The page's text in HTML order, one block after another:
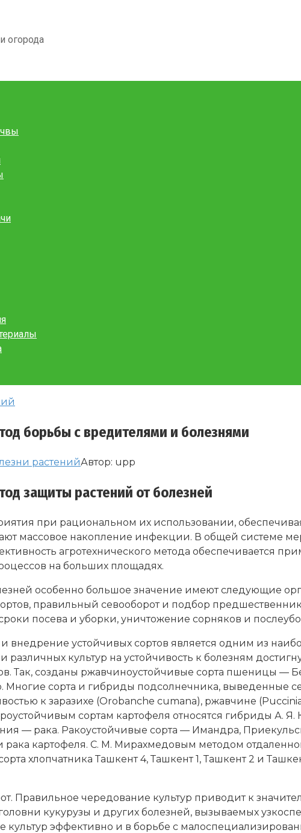
огорода
борьбы с вредителями и болезнями
растенийАвтор: upp
защиты растений от болезней
при рациональном их использовании,
массовое накопление инфекции. В общей системе
агротехнического метода обеспечивается
на больших площадях.
особенно большое значение имеют следующие
правильный севооборот и подбор
посева и уборки, уничтожение сорняков и
внедрение устойчивых сортов является одним из
различных культур на устойчивость к болезням
Так, созданы ржавчиноустойчивые сорта пшеницы —
Многие сорта и гибриды подсолнечника, выведенные
к заразихе (Orobanche cumana), ржавчине
сортам картофеля относятся гибриды А. Я.
— рака. Ракоустойчивые сорта — Имандра,
рака картофеля. С. М. Мирахмедовым методом
хлопчатника Ташкент 4, Ташкент 1, Ташкент 2 и
Правильное чередование культур приводит к
кукурузы и других болезней, вызываемых
культур эффективно и в борьбе с